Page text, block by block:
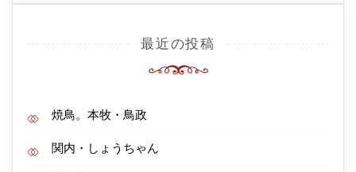
最近の投稿
焼鳥。本牧・鳥政
関内・しょうちゃん